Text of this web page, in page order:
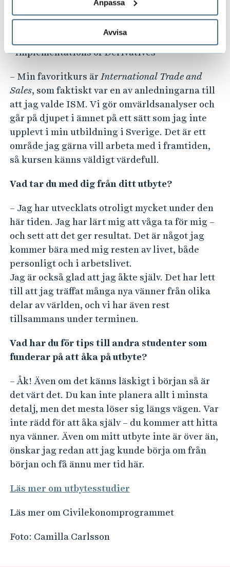
Anpassa
Avvisa
- Marketing Controlling
- International Trade and Sales
- International Finance Management
- Implementations of Derivatives
– Min favoritkurs ärInternational Trade and
Sales, som faktiskt var en av anledningarna till
att jag valde ISM. Vi gör omvärldsanalyser och
går på djupet i ämnet på ett sätt som jag inte
upplevt i min utbildning i Sverige. Det är ett
område jag gärna vill arbeta med i framtiden,
så kursen känns väldigt värdefull.
Vad tar du med dig från ditt utbyte?
– Jag har utvecklats otroligt mycket under den
här tiden. Jag har lärt mig att våga ta för mig –
och sett att det ger resultat. Det är något jag
kommer bära med mig resten av livet, både
personligt och i arbetslivet.
Jag är också glad att jag åkte själv. Det har lett
till att jag träffat många nya vänner från olika
delar av världen, och vi har även rest
tillsammans under terminen.
Vad har du för tips till andra studenter som
funderar på att åka på utbyte?
– Åk! Även om det känns läskigt i början så är
det värt det. Du kan inte planera allt i minsta
detalj, men det mesta löser sig längs vägen. Var
inte rädd för att åka själv – du kommer att hitta
nya vänner. Även om mitt utbyte inte är över än,
önskar jag redan att jag kunde börja om från
början och få ännu mer tid här.
Läs mer om utbytesstudier
Läs mer om Civilekonomprogrammet
Foto: Camilla Carlsson